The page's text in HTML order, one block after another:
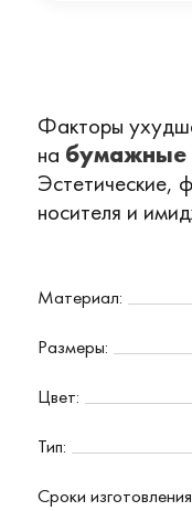
Факторы
на бумажные
Эстетические,
носителя и
Материал:
Размеры:
Цвет:
Тип:
Сроки